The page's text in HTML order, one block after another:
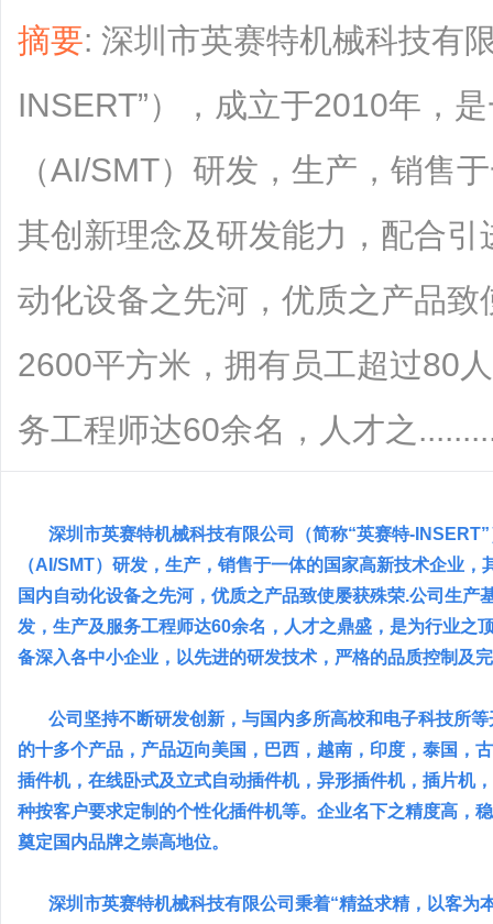
摘要: 深圳市英赛特机械科技有
INSERT”），成立于2010年，
（AI/SMT）研发，生产，销售
其创新理念及研发能力，配合
动化设备之先河，优质之产品
2600平方米，拥有员工超过80
务工程师达60余名，人才之
深圳市英赛特机械科技有限公司（简称“英赛特-
（AI/SMT）研发，生产，销售于一体的国家高新技术企业
国内自动化设备之先河，优质之产品致使屡获殊荣.公司生
发，生产及服务工程师达60余名，人才之鼎盛，是为行业之
备深入各中小企业，以先进的研发技术，严格的品质控制及
公司坚持不断研发创新，与国内多所高校和电子科技所等
的十多个产品，产品迈向美国，巴西，越南，印度，泰国，
插件机，在线卧式及立式自动插件机，异形插件机，插片机
种按客户要求定制的个性化插件机等。企业名下之精度高，
奠定国内品牌之崇高地位。
深圳市英赛特机械科技有限公司秉着“精益求精，以客为